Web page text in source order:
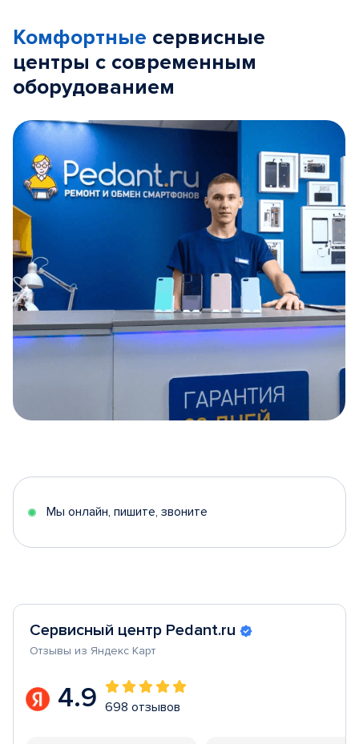
Комфортные сервисные
центры с современным
оборудованием
5
Мы онлайн, пишите, звоните
Сервисный центр Pedant.ru
Отзывы из Яндекс Карт
4.9 698 отзывов